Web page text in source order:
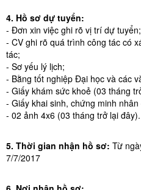
4. Hồ sơ dự tuyển:
- Đơn xin việc ghi rõ vị trí dự tuyển;
- CV ghi rõ quá trình công tác có
tác;
- Sơ yếu lý lịch;
- Bằng tốt nghiệp Đại học và các
- Giấy khám sức khoẻ (03 tháng
- Giấy khai sinh, chứng minh nhân
- 02 ảnh 4x6 (03 tháng trở lại đây).
5. Thời gian nhận hồ sơ: Từ
7/7/2017